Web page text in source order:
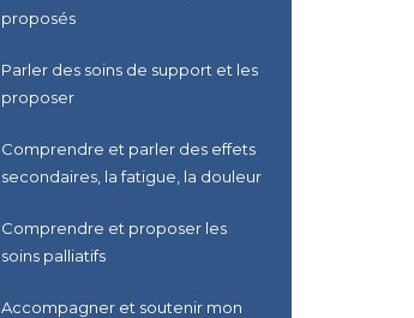
proposés
Parler des soins de support et les
proposer
Comprendre et parler des effets
secondaires, la fatigue, la douleur
Comprendre et proposer les
soins palliatifs
Accompagner et soutenir mon